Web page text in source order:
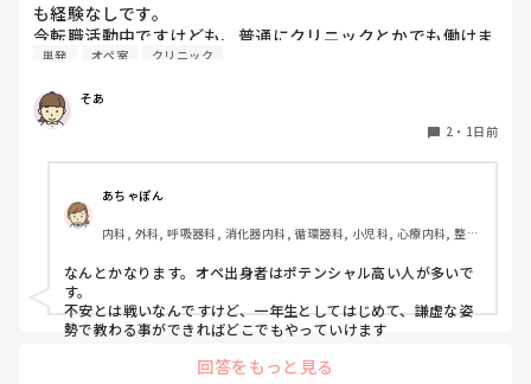
も経験なしです。
今転職活動中ですけども、普通にクリニックとかでも働けま
すかね(考えてるところは、眼科や皮膚科あたりです)
もう一つ、単発のバイトもしたいのですがオペ室経験しかな
い人でも働けるようなところはありますかね。
病棟経験も一度もないので色々と不安でいっぱいです。
単発 オペ室 クリニック
そあ
2 ・ 1日前
あちゃぽん
内科, 外科, 呼吸器科, 消化器内科, 循環器科, 小児科, 心療内科, 整形
合診療科, 救急科, 超急性期, ICU, CCU, HCU, その他の科, ママナー
ス, 外来, 神経内科, 脳神経外科, NICU, 消化器外科, 一般病院, 慢性
なんとかなります。オペ出身者はポテンシャル高い人が多いで
す。
不安とは戦いなんですけど、一年生としてはじめて、謙虚な姿
勢で教わる事ができればどこでもやっていけます
回答をもっと見る